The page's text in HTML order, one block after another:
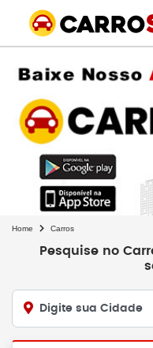
Home Carros
Pesquise no
Digite sua Cidade